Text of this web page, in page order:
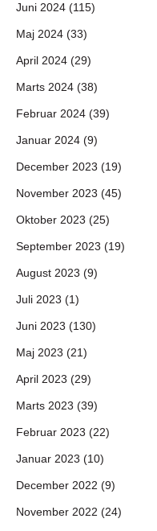
Juni 2024 (115)
Maj 2024 (33)
April 2024 (29)
Marts 2024 (38)
Februar 2024 (39)
Januar 2024 (9)
December 2023 (19)
November 2023 (45)
Oktober 2023 (25)
September 2023 (19)
August 2023 (9)
Juli 2023 (1)
Juni 2023 (130)
Maj 2023 (21)
April 2023 (29)
Marts 2023 (39)
Februar 2023 (22)
Januar 2023 (10)
December 2022 (9)
November 2022 (24)